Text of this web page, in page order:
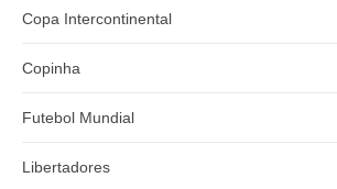
Copa Intercontinental
Copinha
Futebol Mundial
Libertadores